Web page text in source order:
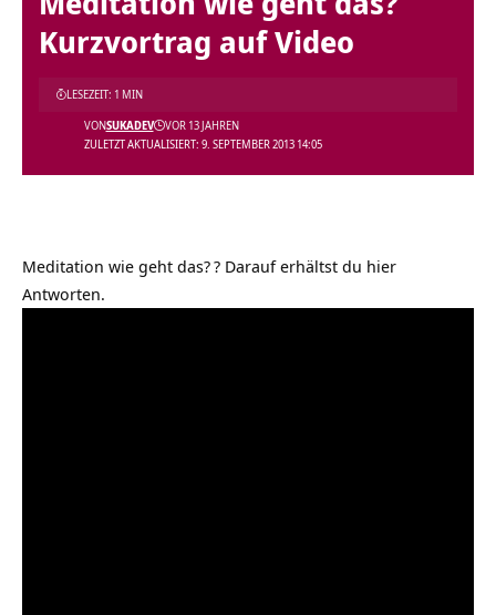
Kurzvortrag auf Video
ZULETZT AKTUALISIERT: 9. SEPTEMBER 2013 14:05
VONSUKADEV VOR 13 JAHREN
LESEZEIT: 1 MIN
Meditation wie geht das?? Darauf erhältst du hier
Antworten.